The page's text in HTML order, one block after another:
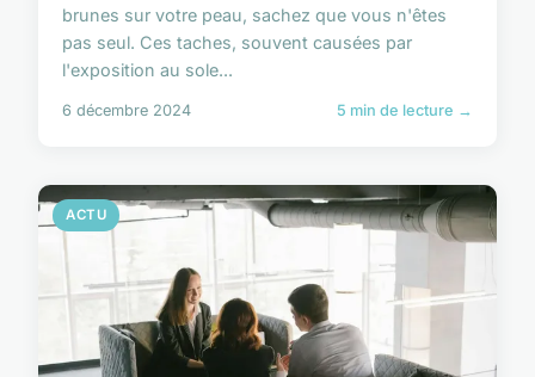
brunes sur votre peau, sachez que vous n'êtes
pas seul. Ces taches, souvent causées par
l'exposition au sole...
6 décembre 2024 5 min de lecture →
ACTU